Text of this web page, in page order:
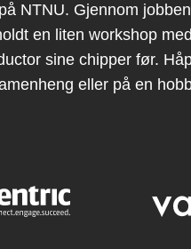
NTNU. Gjennom
en liten workshop
sine chipper før.
eller på en